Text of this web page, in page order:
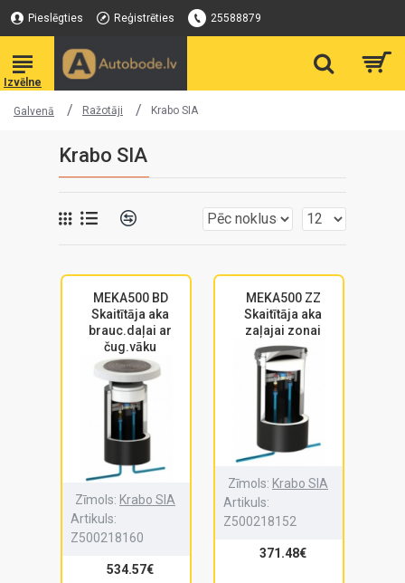
Pieslēgties Reģistrēties 25588879
Galvenā Ražotāji Krabo SIA
Krabo SIA
MEKA500 BD
Skaitītāja aka
brauc.daļai ar
čug.vāku
Zīmols: Krabo SIA
Artikuls:
Z500218160
534.57€
MEKA500 ZZ
Skaitītāja aka
zaļajai zonai
Zīmols: Krabo SIA
Artikuls:
Z500218152
371.48€